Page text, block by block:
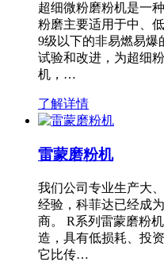
超细微粉磨粉机是一
粉磨主要适用于中、
9级以下的非易燃易爆
试验和改进，为超细
机，…
了解详情
雷蒙磨粉机
我们公司专业生产大
经验，科菲达已经成
商。 R系列雷蒙磨粉
造，具有低损耗、投
它比传…